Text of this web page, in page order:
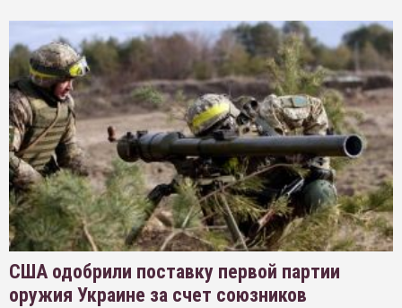
США одобрили поставку первой партии
оружия Украине за счет союзников